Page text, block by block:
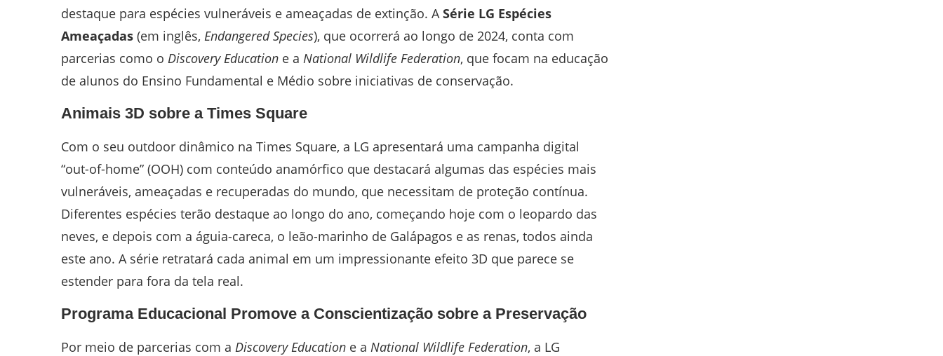
destaque para espécies vulneráveis e ameaçadas de extinção. A Série LG Espécies
Ameaçadas (em inglês, Endangered Species), que ocorrerá ao longo de 2024, conta com
parcerias como o Discovery Education e a National Wildlife Federation, que focam na educação
de alunos do Ensino Fundamental e Médio sobre iniciativas de conservação.
Animais 3D sobre a Times Square
Com o seu outdoor dinâmico na Times Square, a LG apresentará uma campanha digital
“out-of-home” (OOH) com conteúdo anamórfico que destacará algumas das espécies mais
vulneráveis, ameaçadas e recuperadas do mundo, que necessitam de proteção contínua.
Diferentes espécies terão destaque ao longo do ano, começando hoje com o leopardo das
neves, e depois com a águia-careca, o leão-marinho de Galápagos e as renas, todos ainda
este ano. A série retratará cada animal em um impressionante efeito 3D que parece se
estender para fora da tela real.
Programa Educacional Promove a Conscientização sobre a Preservação
Por meio de parcerias com a Discovery Education e a National Wildlife Federation, a LG